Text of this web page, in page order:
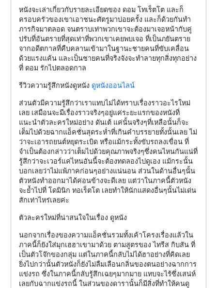
หนังจะเล่าเกี่ยวกับรายละเอียดของ ดอม โทเร็ตโต และก็
ครอบครัวของเขาเอาชนะศัตรูมาบ่อยครั้ง และก็ด้วยกันทำ
ภารกิจมาตลอด จนตราบเท่าพวกเขาจะต้องมาเจอหน้ากับคู่
ปรับที่อันตรายที่สุดเท่าที่พวกเขาเคยพบเจอ ที่เป็นภยันตราย
จากอดีตกาลที่คืบคลานเข้ามาในฐานะชายคนที่ขับเคลื่อน
ด้วยแรงแค้น และเป็นชายคนที่จริงจังจะทำลายทุกสิ่งทุกอย่าง
ที่ ดอม รักไปตลอดกาล
รีวิวความรู้สึกหนังดูหนัง ดูหนังออนไลน์
ส่วนตัวมีความรู้สึกว่าเราแทบไม่ได้ทราบเรื่องราวอะไรใหม่
เลย เสมือนจะมีเรื่องราวจริงๆอยู่แค่ระยะแรกของหนังที่
แนะนำตัวละครใหม่อย่าง ดันเต้ แค่นั้นจริงๆที่เหลือนั้นก็จะ
เต็มไปด้วยฉากแอ็คชั่นสุดระห่ำที่เกินคำบรรยายทั้งนั้นเลย ไม่
ว่าจะเอารถยนต์หยุดระเบิด หรือแม้กระทั้งขับรถลงเขื่อน ที่
จำเป็นต้องกล่าวว่าเต็มไปด้วยคุณภาพจริงๆซึ่งคนไหนกันแน่ที่
รู้สึกว่าจะเวอร์แค่ไหนอันนี้จะต้องทดลองไปดูเอง แม้กระนั้น
บอกเลยว่าไม่แพ้ภาคก่อนๆอย่างแน่นอน ส่วนในด้านอื่นๆนั้น
ตัวหนังทำออกมาได้ค่อนข้างจะดีเลย แต่ว่าในภาคนี้ตัวหนัง
จะย้ำไปที่ โดมินิก ทอเร็ตโต เลยทำให้นักแสดงอื่นๆนั้นไม่เด่น
สักเท่าไหร่เลยค่ะ
ตัวละครใหม่ที่น่าสนใจในเรื่อง ดูหนัง
นอกจากเรื่องของความแอ็คชั่นรวมทั้งเค้าโครงเรื่องแล้วใน
ภาคนี้ก็ยังใส่มุกเฮฮาเขามาด้วย ตามสูตรของ ไทรีส กิบสัน ที่
เป็นตัวโจ๊กของกลุ่ม แต่ในภาคนี้กลับไม่ได้ฮาอย่างที่คิดเลย
ยิ่งไปกว่านั้นตัวหนังก็ยังไม่ลืมเลือนกลิ่นของตนอย่างฉากการ
แข่งรถ ซึ่งในภาคนี้กลับรู้สึกเฉยๆมากมาย แทบจะไร้ซึ่งเสน่ห์
เลยกับฉากแข่งรถนี้ ในส่วนของดารานั้นก็มีสิ่งที่ทำให้คนดู